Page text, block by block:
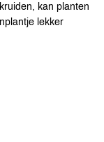
kan planten
lekker